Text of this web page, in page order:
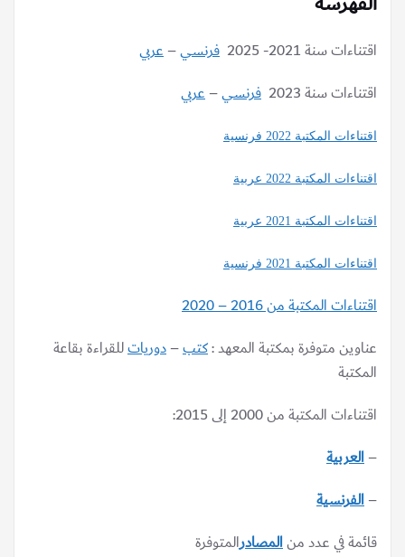
اقتناءات سنة 2021- 2025 فرنسي–عربي
اقتناءات سنة 2023
فرنسي–عربي
اقتناءات المكتبة 2022 فرنسية
اقتناءات المكتبة 2022 عربية
اقتناءات المكتبة 2021 عربية
اقتناءات المكتبة 2021 فرنسية
اقتناءات المكتبة من 2016 – 2020
عناوين متوفرة بمكتبة المعهد :كتب–دورياتللقراءة بقاعة
المكتبة
اقتناءات المكتبة من 2000 إلى 2015:
–العربية
–الفرنسية
قائمة في عدد منالمصادرالمتوفرة